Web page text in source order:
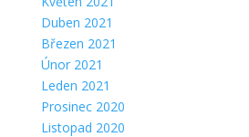
Duben 2021
Březen 2021
Únor 2021
Leden 2021
Prosinec 2020
Listopad 2020